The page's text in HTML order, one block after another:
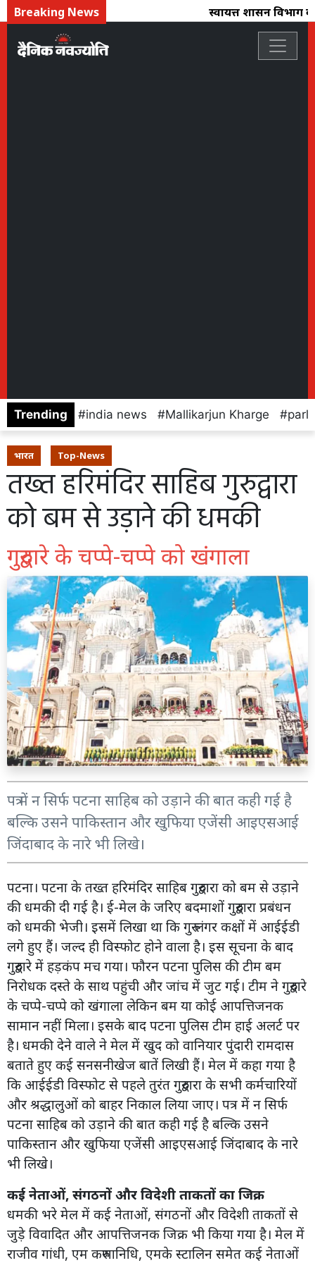
Breaking News स्वायत्त शासन विभाग
Trending india news Mallikarjun Kharge
भारत Top-News
तख्त हरिमंदिर साहिब गुरुद्वारा
को बम से उड़ाने की धमकी
गुरुद्वारे के चप्पे-चप्पे को खंगाला
पत्र में न सिर्फ पटना साहिब को उड़ाने की बात कही गई है
बल्कि उसने पाकिस्तान और खुफिया एजेंसी आइएसआई
जिंदाबाद के नारे भी लिखे।
पटना। पटना के तख्त हरिमंदिर साहिब गुरुद्वारा को बम से उड़ाने
की धमकी दी गई है। ई-मेल के जरिए बदमाशों गुरुद्वारा प्रबंधन
को धमकी भेजी। इसमें लिखा था कि गुरु लंगर कक्षों में आईईडी
लगे हुए हैं। जल्द ही विस्फोट होने वाला है। इस सूचना के बाद
गुरुद्वारे में हड़कंप मच गया। फौरन पटना पुलिस की टीम बम
निरोधक दस्ते के साथ पहुंची और जांच में जुट गई। टीम ने गुरुद्वारे
के चप्पे-चप्पे को खंगाला लेकिन बम या कोई आपत्तिजनक
सामान नहीं मिला। इसके बाद पटना पुलिस टीम हाई अलर्ट पर
है। धमकी देने वाले ने मेल में खुद को वानियार पुंदारी रामदास
बताते हुए कई सनसनीखेज बातें लिखी हैं। मेल में कहा गया है
कि आईईडी विस्फोट से पहले तुरंत गुरुद्वारा के सभी कर्मचारियों
और श्रद्धालुओं को बाहर निकाल लिया जाए। पत्र में न सिर्फ
पटना साहिब को उड़ाने की बात कही गई है बल्कि उसने
पाकिस्तान और खुफिया एजेंसी आइएसआई जिंदाबाद के नारे
भी लिखे।
कई नेताओं, संगठनों और विदेशी ताकतों का जिक्र
धमकी भरे मेल में कई नेताओं, संगठनों और विदेशी ताकतों से
जुड़े विवादित और आपत्तिजनक जिक्र भी किया गया है। मेल में
राजीव गांधी, एम करुणानिधि, एमके स्टालिन समेत कई नेताओं